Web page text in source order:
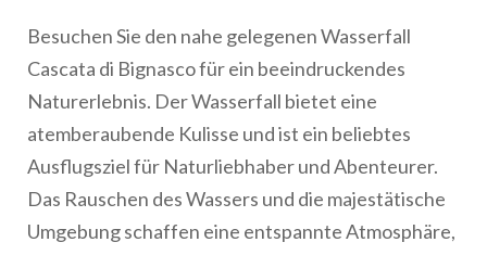
Besuchen Sie den nahe gelegenen Wasserfall
Cascata di Bignasco für ein beeindruckendes
Naturerlebnis. Der Wasserfall bietet eine
atemberaubende Kulisse und ist ein beliebtes
Ausflugsziel für Naturliebhaber und Abenteurer.
Das Rauschen des Wassers und die majestätische
Umgebung schaffen eine entspannte Atmosphäre,